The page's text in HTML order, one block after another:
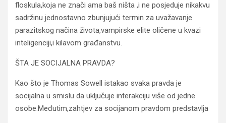
floskula,koja ne znači ama baš ništa ,i ne posjeduje nikakvu
sadržinu jednostavno zbunjujući termin za uvažavanje
parazitskog načina života,vampirske elite oličene u kvazi
inteligenciji,i kilavom građanstvu.
ŠTA JE SOCIJALNA PRAVDA?
Kao što je Thomas Sowell istakao svaka pravda je
socijalna u smislu da uključuje interakciju više od jedne
osobe.Međutim,zahtjev za socijanom pravdom predstavlja